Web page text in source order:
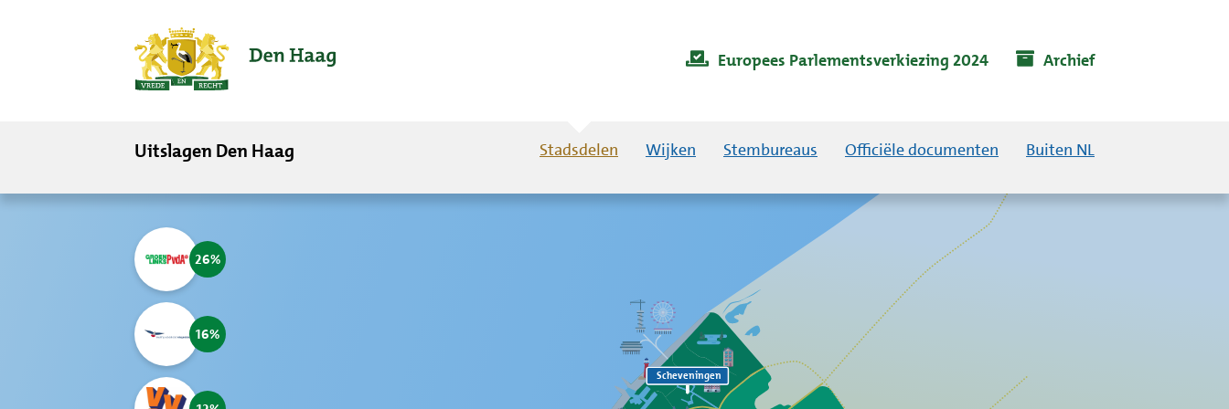
Europees Parlementsverkiezing 2024 Archief
Uitslagen Den Haag Stadsdelen Wijken Stembureaus Officiële documenten Buiten NL
Scheveningen
Scheveningen
26
16